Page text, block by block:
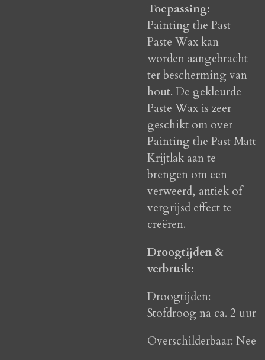
Toepassing:
Painting the Past
Paste Wax kan
worden aangebracht
ter bescherming van
hout. De gekleurde
Paste Wax is zeer
geschikt om over
Painting the Past Matt
Krijtlak aan te
brengen om een
verweerd, antiek of
vergrijsd effect te
creëren.
Droogtijden &
verbruik:
Droogtijden:
Stofdroog na ca. 2 uur
Overschilderbaar: Nee